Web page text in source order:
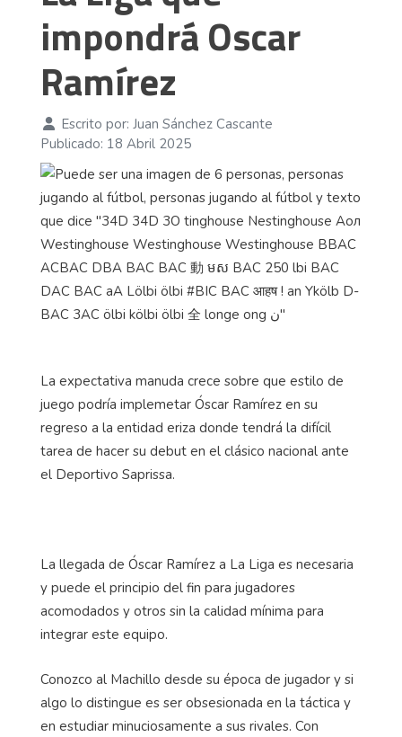
impondrá Oscar
Ramírez
Escrito por: Juan Sánchez Cascante
Publicado: 18 Abril 2025
La expectativa manuda crece sobre que estilo de
juego podría implemetar Óscar Ramírez en su
regreso a la entidad eriza donde tendrá la difícil
tarea de hacer su debut en el clásico nacional ante
el Deportivo Saprissa.
La llegada de Óscar Ramírez a La Liga es necesaria
y puede el principio del fin para jugadores
acomodados y otros sin la calidad mínima para
integrar este equipo.
Conozco al Machillo desde su época de jugador y si
algo lo distingue es ser obsesionada en la táctica y
en estudiar minuciosamente a sus rivales. Con